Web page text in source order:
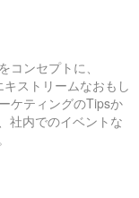
コンセプトに、
ストリームなおもし
ケティングのTipsか
社内でのイベントな